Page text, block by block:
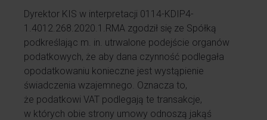
Dyrektor KIS w interpretacji 0114-KDIP4-
1.4012.268.2020.1.RMA zgodził się ze Spółką
podkreślając m. in. utrwalone podejście organów
podatkowych, że aby dana czynność podlegała
opodatkowaniu konieczne jest wystąpienie
świadczenia wzajemnego. Oznacza to,
że podatkowi VAT podlegają te transakcje,
w których obie strony umowy odnoszą jakąś